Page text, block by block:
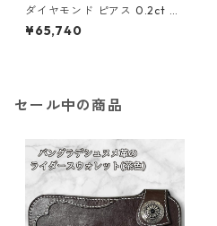
ダイヤモンド ピアス 0.2ct K1
8 イエローゴールド 0.2カラッ
ト 花 フラワーモチーフ ピアス
¥65,740
セール中の商品